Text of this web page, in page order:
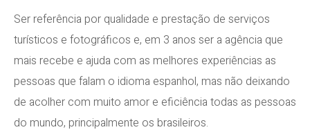
Ser referência por qualidade e prestação de serviços
turísticos e fotográficos e, em 3 anos ser a agência que
mais recebe e ajuda com as melhores experiências as
pessoas que falam o idioma espanhol, mas não deixando
de acolher com muito amor e eficiência todas as pessoas
do mundo, principalmente os brasileiros.